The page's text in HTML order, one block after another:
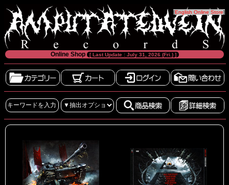
[English Online Store]
Online Shop [ Last Update : July 31, 2026 (Fri.) ]